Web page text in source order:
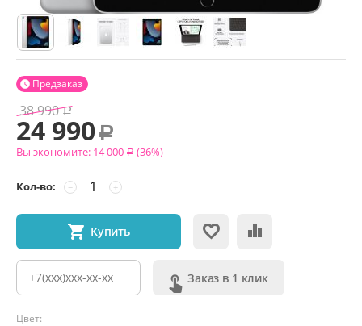
Предзаказ

38 990 Р
24 990 Р
Вы экономите: 14 000 Р (36%)
Кол-во: +
−
Купить
Заказ в 1 клик
Цвет: